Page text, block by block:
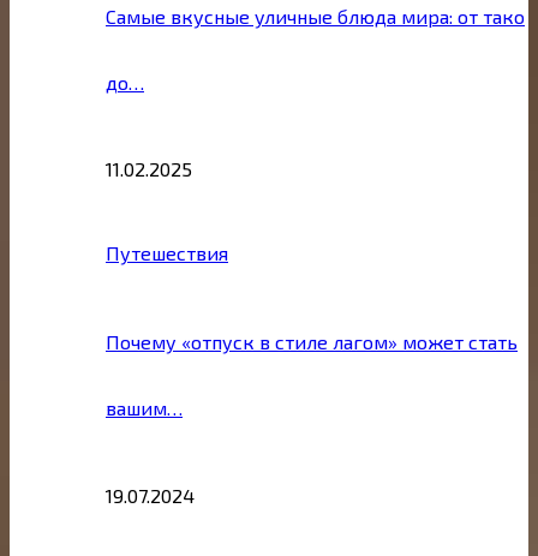
Самые вкусные уличные блюда мира: от тако
до…
11.02.2025
Путешествия
Почему «отпуск в стиле лагом» может стать
вашим…
19.07.2024